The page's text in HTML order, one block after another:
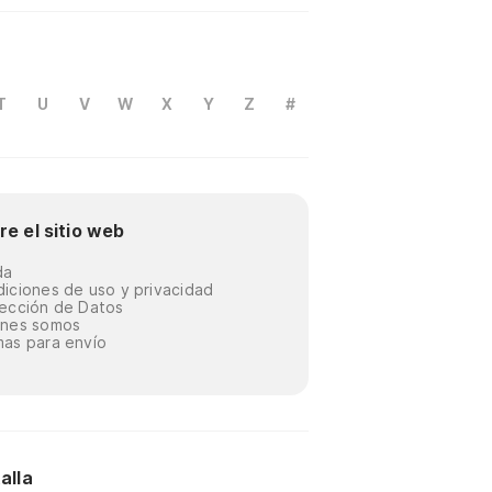
U V W X Y Z #
el sitio web
de uso y privacidad
de Datos
somos
para envío